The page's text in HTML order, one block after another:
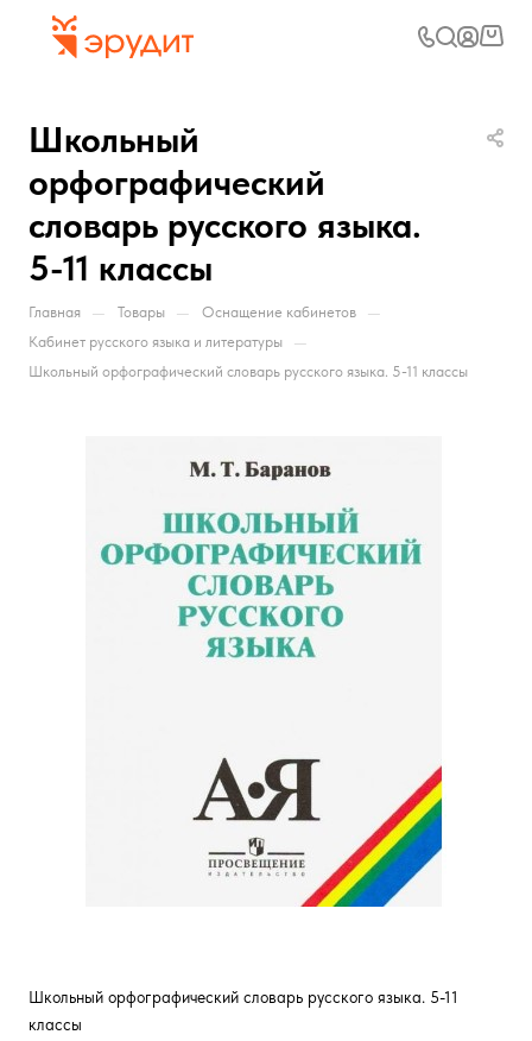
Школьный
орфографический
словарь русского языка.
5-11 классы
Главная — Товары — Оснащение кабинетов —
Кабинет русского языка и литературы —
Школьный орфографический словарь русского языка. 5-11 классы
Школьный орфографический словарь русского языка. 5-11
классы